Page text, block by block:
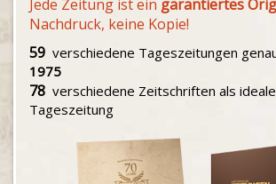
Jede Zeitung ist ein garantiertes
Nachdruck, keine Kopie!
59 verschiedene Tageszeitungen
1975
78 verschiedene Zeitschriften als
Tageszeitung